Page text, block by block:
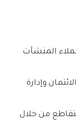
المنشآت
وإدارة
من خلال